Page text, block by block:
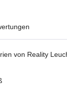
von Reality